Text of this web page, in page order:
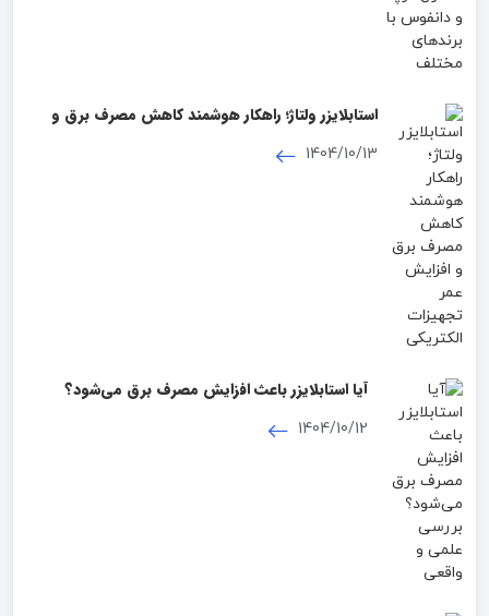
استابلایزر ولتاژ؛ راهکار هوشمند کاهش مصرف برق و
1404/10/13
آیا استابلایزر باعث افزایش مصرف برق می‌شود؟
1404/10/12